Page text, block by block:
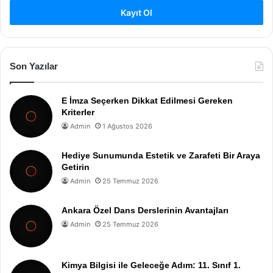
Kayıt Ol
Son Yazılar
E İmza Seçerken Dikkat Edilmesi Gereken
Kriterler
Admin 1 Ağustos 2026
Hediye Sunumunda Estetik ve Zarafeti Bir Araya
Getirin
Admin 25 Temmuz 2026
Ankara Özel Dans Derslerinin Avantajları
Admin 25 Temmuz 2026
Kimya Bilgisi ile Geleceğe Adım: 11. Sınıf 1.